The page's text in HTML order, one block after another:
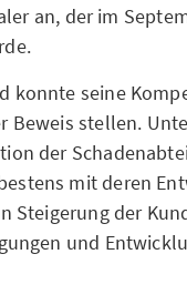
an, der im
konnte seine
Beweis stellen.
der
mit deren
der
und